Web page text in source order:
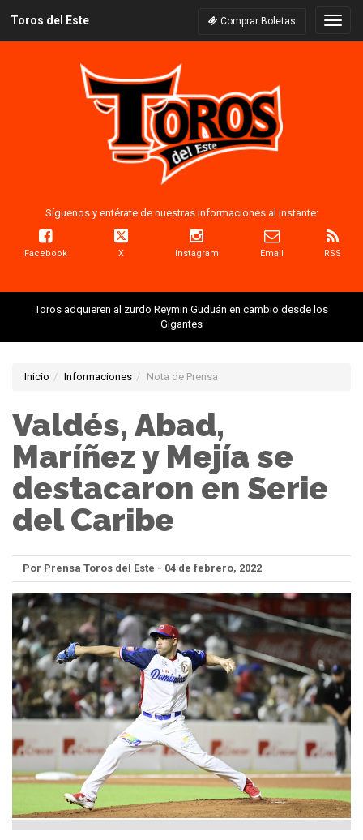
Toros del Este Comprar Boletas
Síguenos y entérate de nuestras informaciones al instante:
Facebook X Instagram Email RSS
Toros adquieren al zurdo Reymin Guduán en cambio desde los
Gigantes
Inicio Informaciones Nota de Prensa
Valdés, Abad,
Maríñez y Mejía se
destacaron en Serie
del Caribe
Por Prensa Toros del Este - 04 de febrero, 2022